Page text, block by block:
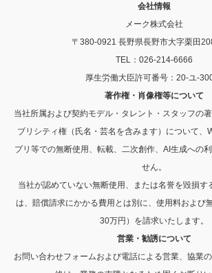
会社情報
メーク株式会社
〒380-0921 長野県長野市大字栗田
TEL：026-214-6666
厚生労働大臣許可番号：20-ユ-
著作権・肖像権等について
当社所属および契約モデル・タレント・スタッフの
ブリシティ権（氏名・芸名を含みます）について、
プリ等での無断使用、転載、二次創作、AI生成への
せん。
当社が認めていない無断使用、または名誉を毀損す
は、賠償請求にかかる費用とは別に、使用料および
30万円）を請求いたします。
営業・勧誘について
お問い合わせフォームおよび電話による営業、協業